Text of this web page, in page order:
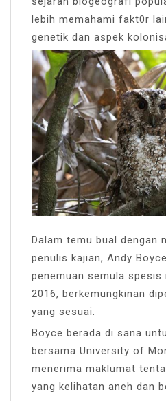
lebih memahami fakt0r
genetik dan aspek
Dalam temu bual dengan
penulis kajian, Andy
penemuan semula spesis
2016, berkemungkinan
yang sesuai.
Boyce berada di sana
bersama University of
menerima maklumat
yang kelihatan aneh dan